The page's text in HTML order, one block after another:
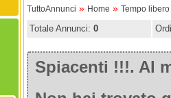
TuttoAnnunci » Home » Tempo libero
Totale Annunci: 0
Spiacenti !!!. Al